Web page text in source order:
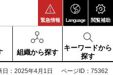
緊急情報 Language 閲覧補助
組織から探す
キーワードから
探す
日：2025年4月1日 ページID：75362